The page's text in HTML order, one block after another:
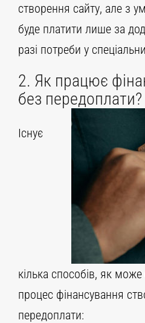
створення сайту, але з
буде платити лише за
разі потреби у
2. Як працює
без передоплати?
Існує
кілька способів, як
процес фінансування
передоплати: